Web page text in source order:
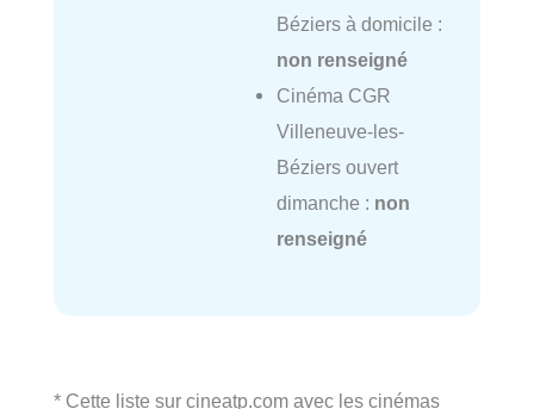
Béziers à domicile :
non renseigné
Cinéma CGR
Villeneuve-les-
Béziers ouvert
dimanche : non
renseigné
* Cette liste sur cineatp.com avec les cinémas